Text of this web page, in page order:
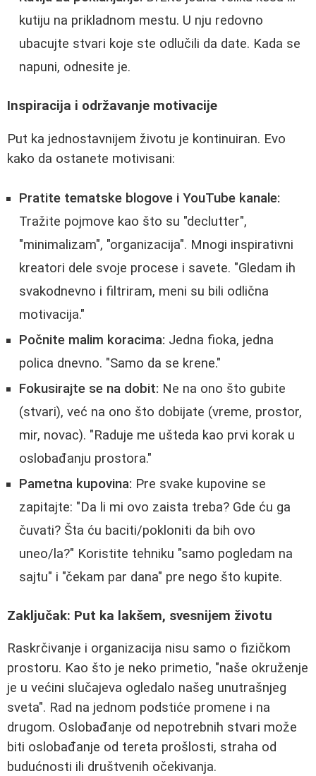
kutiju na prikladnom mestu. U nju redovno
ubacujte stvari koje ste odlučili da date. Kada se
napuni, odnesite je.
Inspiracija i održavanje motivacije
Put ka jednostavnijem životu je kontinuiran. Evo
kako da ostanete motivisani:
Pratite tematske blogove i YouTube kanale:
Tražite pojmove kao što su "declutter",
"minimalizam", "organizacija". Mnogi inspirativni
kreatori dele svoje procese i savete. "Gledam ih
svakodnevno i filtriram, meni su bili odlična
motivacija."
Počnite malim koracima: Jedna fioka, jedna
polica dnevno. "Samo da se krene."
Fokusirajte se na dobit: Ne na ono što gubite
(stvari), već na ono što dobijate (vreme, prostor,
mir, novac). "Raduje me ušteda kao prvi korak u
oslobađanju prostora."
Pametna kupovina: Pre svake kupovine se
zapitajte: "Da li mi ovo zaista treba? Gde ću ga
čuvati? Šta ću baciti/pokloniti da bih ovo
uneo/la?" Koristite tehniku "samo pogledam na
sajtu" i "čekam par dana" pre nego što kupite.
Zaključak: Put ka lakšem, svesnijem životu
Raskrčivanje i organizacija nisu samo o fizičkom
prostoru. Kao što je neko primetio, "naše okruženje
je u većini slučajeva ogledalo našeg unutrašnjeg
sveta". Rad na jednom podstiće promene i na
drugom. Oslobađanje od nepotrebnih stvari može
biti oslobađanje od tereta prošlosti, straha od
budućnosti ili društvenih očekivanja.